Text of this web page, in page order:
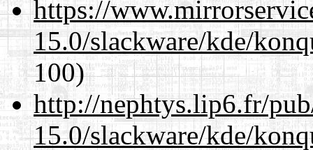
https://
15.0/slackware/kde/
100)
http://nephtys.lip6.fr/
15.0/slackware/kde/